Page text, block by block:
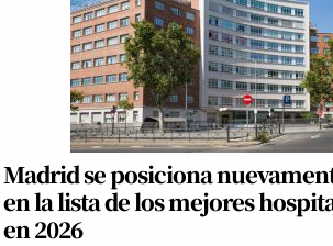
Madrid se posiciona
en la lista de los mejores
en 2026